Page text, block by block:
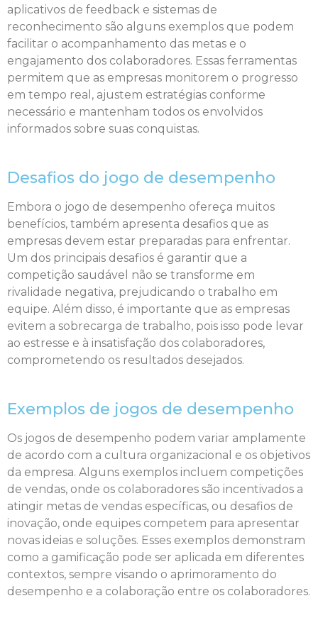
aplicativos de feedback e sistemas de
reconhecimento são alguns exemplos que podem
facilitar o acompanhamento das metas e o
engajamento dos colaboradores. Essas ferramentas
permitem que as empresas monitorem o progresso
em tempo real, ajustem estratégias conforme
necessário e mantenham todos os envolvidos
informados sobre suas conquistas.
Desafios do jogo de desempenho
Embora o jogo de desempenho ofereça muitos
benefícios, também apresenta desafios que as
empresas devem estar preparadas para enfrentar.
Um dos principais desafios é garantir que a
competição saudável não se transforme em
rivalidade negativa, prejudicando o trabalho em
equipe. Além disso, é importante que as empresas
evitem a sobrecarga de trabalho, pois isso pode levar
ao estresse e à insatisfação dos colaboradores,
comprometendo os resultados desejados.
Exemplos de jogos de desempenho
Os jogos de desempenho podem variar amplamente
de acordo com a cultura organizacional e os objetivos
da empresa. Alguns exemplos incluem competições
de vendas, onde os colaboradores são incentivados a
atingir metas de vendas específicas, ou desafios de
inovação, onde equipes competem para apresentar
novas ideias e soluções. Esses exemplos demonstram
como a gamificação pode ser aplicada em diferentes
contextos, sempre visando o aprimoramento do
desempenho e a colaboração entre os colaboradores.